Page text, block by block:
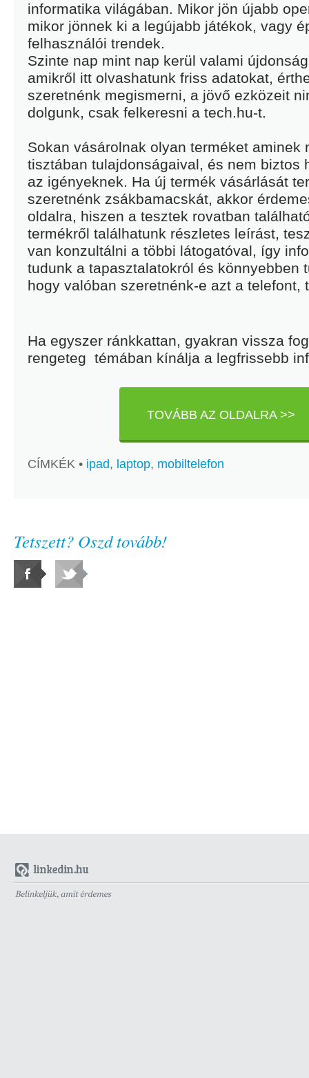
informatika világában. Mikor jön újabb
mikor jönnek ki a legújabb játékok, vagy
felhasználói trendek.
Szinte nap mint nap kerül valami
amikről itt olvashatunk friss adatokat,
szeretnénk megismerni, a jövő ezközeit
dolgunk, csak felkeresni a tech.hu-t.
Sokan vásárolnak olyan terméket aminek
tisztában tulajdonságaival, és nem biztos
az igényeknek. Ha új termék vásárlását
szeretnénk zsákbamacskát, akkor
oldalra, hiszen a tesztek rovatban
termékről találhatunk részletes leírást,
van konzultálni a többi látogatóval, így
tudunk a tapasztalatokról és könnyebben
hogy valóban szeretnénk-e azt a telefont,
Ha egyszer ránkkattan, gyakran vissza
rengeteg témában kínálja a legfrissebb
TOVÁBB AZ OLDALRA >>
CÍMKÉK • ipad, laptop, mobiltelefon
Tetszett? Oszd tovább!